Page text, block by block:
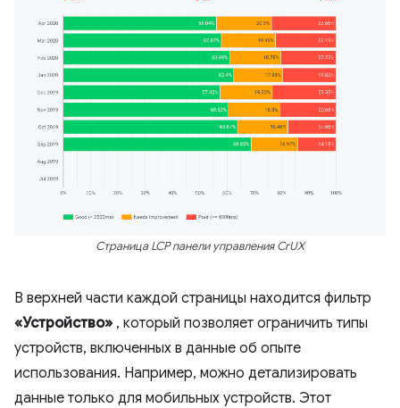
Страница LCP панели управления CrUX
В верхней части каждой страницы находится фильтр
«Устройство» , который позволяет ограничить типы
устройств, включенных в данные об опыте
использования. Например, можно детализировать
данные только для мобильных устройств. Этот